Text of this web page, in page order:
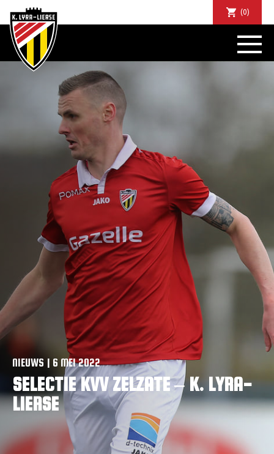
(0)
NIEUWS | 6 MEI 2022
SELECTIE KVV ZELZATE – K. LYRA-
LIERSE
NIEUWS
DE CLUB
COMMUNITY
BUSINESS CLUB
MATCHDINERS
CLUBAPP
FANSHOP
FAQ
CONTACTEER ONS